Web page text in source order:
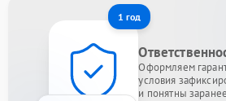
1 год
Оформляем
условия
и понятны